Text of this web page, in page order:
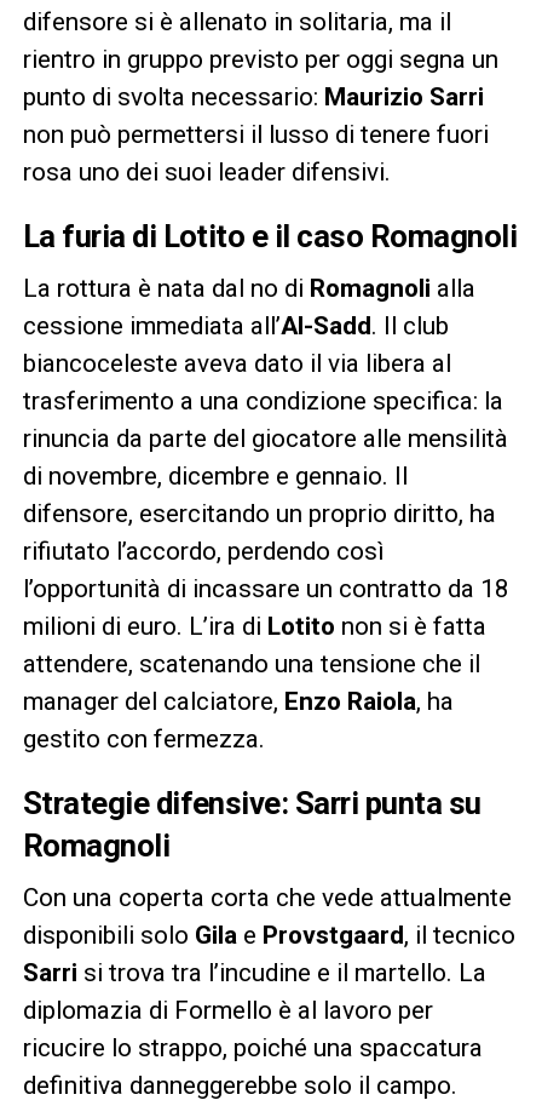
difensore si è allenato in solitaria, ma il
rientro in gruppo previsto per oggi segna un
punto di svolta necessario: Maurizio Sarri
non può permettersi il lusso di tenere fuori
rosa uno dei suoi leader difensivi.
La furia di Lotito e il caso Romagnoli
La rottura è nata dal no di Romagnoli alla
cessione immediata all’Al-Sadd. Il club
biancoceleste aveva dato il via libera al
trasferimento a una condizione specifica: la
rinuncia da parte del giocatore alle mensilità
di novembre, dicembre e gennaio. Il
difensore, esercitando un proprio diritto, ha
rifiutato l’accordo, perdendo così
l’opportunità di incassare un contratto da 18
milioni di euro. L’ira di Lotito non si è fatta
attendere, scatenando una tensione che il
manager del calciatore, Enzo Raiola, ha
gestito con fermezza.
Strategie difensive: Sarri punta su
Romagnoli
Con una coperta corta che vede attualmente
disponibili solo Gilae Provstgaard, il tecnico
Sarri si trova tra l’incudine e il martello. La
diplomazia di Formello è al lavoro per
ricucire lo strappo, poiché una spaccatura
definitiva danneggerebbe solo il campo.